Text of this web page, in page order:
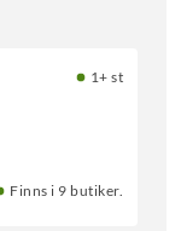
1+ st
Finns i 9 butiker.